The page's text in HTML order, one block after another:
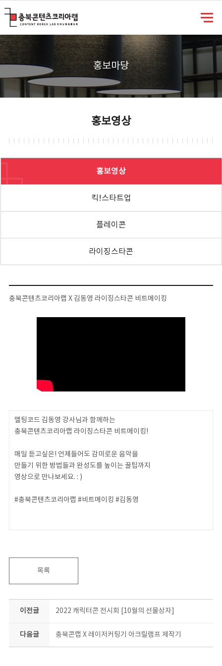
홍보마당
홍보영상
홍보영상
킥!스타트업
플레이콘
라이징스타콘
충북콘텐츠코리아랩 X 김동영 라이징스타콘 비트메이킹
멜팅코드 김동영 강사님과 함께하는
충북콘텐츠코리아랩 라이징스타콘 비트메이킹!
매일 듣고싶은! 언제들어도 감미로운 음악을
만들기 위한 방법들과 완성도를 높이는 꿀팁까지
영상으로 만나보세요. : )
#충북콘텐츠코리아랩 #비트메이킹 #김동영
목록
이전글 2022 캐릭터콘 전시회 [10월의 선물상자]
다음글 충북콘랩 X 레이저커팅기 아크릴램프 제작기